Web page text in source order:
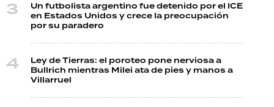
Un futbolista argentino fue detenido por el ICE
en Estados Unidos y crece la preocupación
por su paradero
Ley de Tierras: el poroteo pone nerviosa a
Bullrich mientras Milei ata de pies y manos a
Villarruel